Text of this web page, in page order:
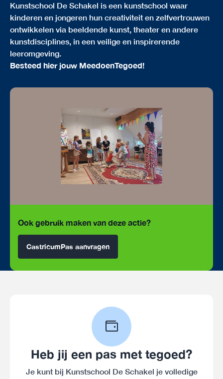
Kunstschool De Schakel is een kunstschool waar
kinderen en jongeren hun creativiteit en zelfvertrouwen
ontwikkelen via beeldende kunst, theater en andere
kunstdisciplines, in een veilige en inspirerende
leeromgeving.
Besteed hier jouw MeedoenTegoed!
Ook gebruik maken van deze actie?
CastricumPas aanvragen
Heb jij een pas met tegoed?
Je kunt bij Kunstschool De Schakel je volledige